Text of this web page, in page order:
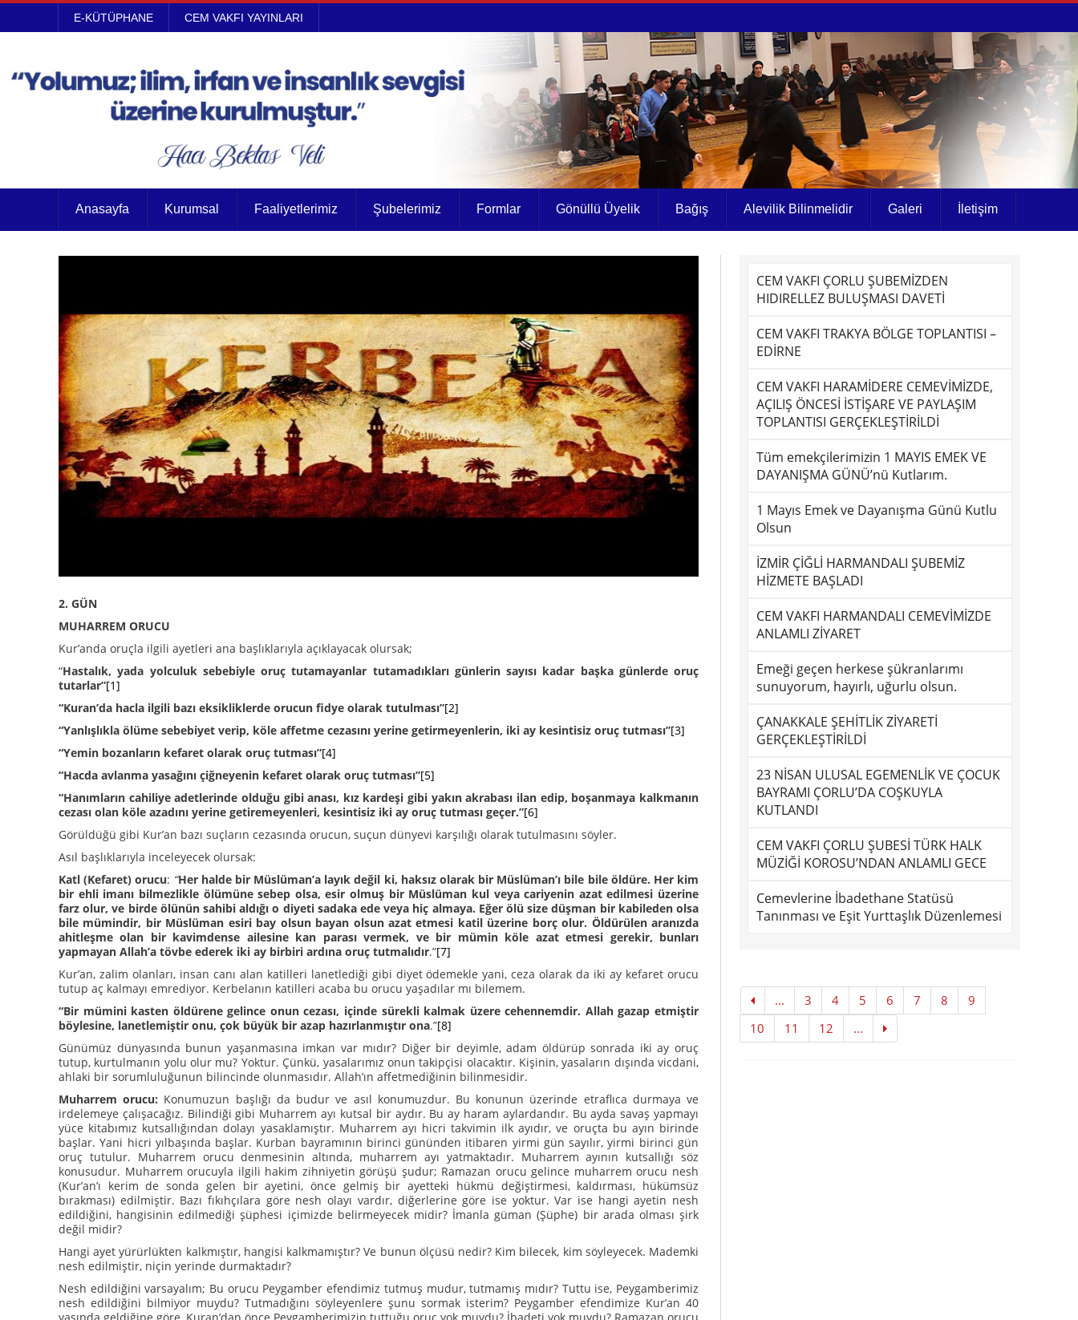
E-KÜTÜPHANE CEM VAKFI YAYINLARI
Anasayfa Kurumsal Faaliyetlerimiz Şubelerimiz Formlar Gönüllü Üyelik Bağış Alevilik Bilinmelidir Galeri İletişim
2. GÜN
MUHARREM ORUCU
Kur’anda oruçla ilgili ayetleri ana başlıklarıyla açıklayacak olursak;
“Hastalık, yada yolculuk sebebiyle oruç tutamayanlar tutamadıkları günlerin sayısı kadar başka günlerde oruç
tutarlar”[1]
“Kuran’da hacla ilgili bazı eksikliklerde orucun fidye olarak tutulması”[2]
“Yanlışlıkla ölüme sebebiyet verip, köle affetme cezasını yerine getirmeyenlerin, iki ay kesintisiz oruç tutması”[3]
“Yemin bozanların kefaret olarak oruç tutması”[4]
“Hacda avlanma yasağını çiğneyenin kefaret olarak oruç tutması”[5]
“Hanımların cahiliye adetlerinde olduğu gibi anası, kız kardeşi gibi yakın akrabası ilan edip, boşanmaya kalkmanın
cezası olan köle azadını yerine getiremeyenleri, kesintisiz iki ay oruç tutması geçer.”[6]
Görüldüğü gibi Kur’an bazı suçların cezasında orucun, suçun dünyevi karşılığı olarak tutulmasını söyler.
Asıl başlıklarıyla inceleyecek olursak:
Katl (Kefaret) orucu: “Her halde bir Müslüman’a layık değil ki, haksız olarak bir Müslüman’ı bile bile öldüre. Her kim
bir ehli imanı bilmezlikle ölümüne sebep olsa, esir olmuş bir Müslüman kul veya cariyenin azat edilmesi üzerine
farz olur, ve birde ölünün sahibi aldığı o diyeti sadaka ede veya hiç almaya. Eğer ölü size düşman bir kabileden olsa
bile mümindir, bir Müslüman esiri bay olsun bayan olsun azat etmesi katil üzerine borç olur. Öldürülen aranızda
ahitleşme olan bir kavimdense ailesine kan parası vermek, ve bir mümin köle azat etmesi gerekir, bunları
yapmayan Allah’a tövbe ederek iki ay birbiri ardına oruç tutmalıdır.”[7]
Kur’an, zalim olanları, insan canı alan katilleri lanetlediği gibi diyet ödemekle yani, ceza olarak da iki ay kefaret orucu
tutup aç kalmayı emrediyor. Kerbelanın katilleri acaba bu orucu yaşadılar mı bilemem.
“Bir mümini kasten öldürene gelince onun cezası, içinde sürekli kalmak üzere cehennemdir. Allah gazap etmiştir
böylesine, lanetlemiştir onu, çok büyük bir azap hazırlanmıştır ona.”[8]
Günümüz dünyasında bunun yaşanmasına imkan var mıdır? Diğer bir deyimle, adam öldürüp sonrada iki ay oruç
tutup, kurtulmanın yolu olur mu? Yoktur. Çünkü, yasalarımız onun takipçisi olacaktır. Kişinin, yasaların dışında vicdani,
ahlaki bir sorumluluğunun bilincinde olunmasıdır. Allah’ın affetmediğinin bilinmesidir.
Muharrem orucu: Konumuzun başlığı da budur ve asıl konumuzdur. Bu konunun üzerinde etraflıca durmaya ve
irdelemeye çalışacağız. Bilindiği gibi Muharrem ayı kutsal bir aydır. Bu ay haram aylardandır. Bu ayda savaş yapmayı
yüce kitabımız kutsallığından dolayı yasaklamıştır. Muharrem ayı hicri takvimin ilk ayıdır, ve oruçta bu ayın birinde
başlar. Yani hicri yılbaşında başlar. Kurban bayramının birinci gününden itibaren yirmi gün sayılır, yirmi birinci gün
oruç tutulur. Muharrem orucu denmesinin altında, muharrem ayı yatmaktadır. Muharrem ayının kutsallığı söz
konusudur. Muharrem orucuyla ilgili hakim zihniyetin görüşü şudur; Ramazan orucu gelince muharrem orucu nesh
(Kur’an’ı kerim de sonda gelen bir ayetini, önce gelmiş bir ayetteki hükmü değiştirmesi, kaldırması, hükümsüz
bırakması) edilmiştir. Bazı fıkıhçılara göre nesh olayı vardır, diğerlerine göre ise yoktur. Var ise hangi ayetin nesh
edildiğini, hangisinin edilmediği şüphesi içimizde belirmeyecek midir? İmanla güman (Şüphe) bir arada olması şirk
değil midir?
Hangi ayet yürürlükten kalkmıştır, hangisi kalkmamıştır? Ve bunun ölçüsü nedir? Kim bilecek, kim söyleyecek. Mademki
nesh edilmiştir, niçin yerinde durmaktadır?
Nesh edildiğini varsayalım; Bu orucu Peygamber efendimiz tutmuş mudur, tutmamış mıdır? Tuttu ise, Peygamberimiz
nesh edildiğini bilmiyor muydu? Tutmadığını söyleyenlere şunu sormak isterim? Peygamber efendimize Kur’an 40
CEM VAKFI ÇORLU ŞUBEMİZDEN
HIDIRELLEZ BULUŞMASI DAVETİ
CEM VAKFI TRAKYA BÖLGE TOPLANTISI –
EDİRNE
CEM VAKFI HARAMİDERE CEMEVİMİZDE,
AÇILIŞ ÖNCESİ İSTİŞARE VE PAYLAŞIM
TOPLANTISI GERÇEKLEŞTİRİLDİ
Tüm emekçilerimizin 1 MAYIS EMEK VE
DAYANIŞMA GÜNÜ’nü Kutlarım.
1 Mayıs Emek ve Dayanışma Günü Kutlu
Olsun
İZMİR ÇİĞLİ HARMANDALI ŞUBEMİZ
HİZMETE BAŞLADI
CEM VAKFI HARMANDALI CEMEVİMİZDE
ANLAMLI ZİYARET
Emeği geçen herkese şükranlarımı
sunuyorum, hayırlı, uğurlu olsun.
ÇANAKKALE ŞEHİTLİK ZİYARETİ
GERÇEKLEŞTİRİLDİ
23 NİSAN ULUSAL EGEMENLİK VE ÇOCUK
BAYRAMI ÇORLU’DA COŞKUYLA
KUTLANDI
CEM VAKFI ÇORLU ŞUBESİ TÜRK HALK
MÜZİĞİ KOROSU’NDAN ANLAMLI GECE
Cemevlerine İbadethane Statüsü
Tanınması ve Eşit Yurttaşlık Düzenlemesi
... 3 4 5 6 7 8
9
10
11 12 ...